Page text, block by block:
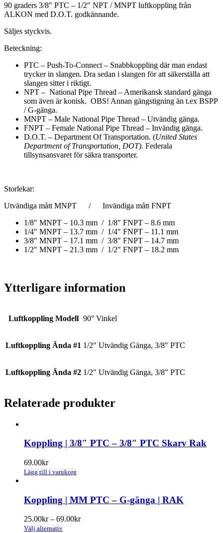
90 graders 3/8″ PTC – 1/2″ NPT / MNPT luftkoppling från
ALKON med D.O.T. godkännande.
Säljes styckvis.
Beteckning:
PTC – Push-To-Connect – Snabbkoppling där man endast
trycker in slangen. Dra sedan i slangen för att säkerställa att
slangen sitter i riktigt.
NPT – National Pipe Thread – Amerikansk standard gänga
som även är konisk. OBS! Annan gängstigning än t.ex BSPP
/ G-gänga.
MNPT – Male National Pipe Thread – Utvändig gänga.
FNPT – Female National Pipe Thread – Invändig gänga.
D.O.T. – Department Of Transportation. (United States
Department of Transportation, DOT). Federala
tillsynsansvaret för säkra transporter.
Storlekar:
Utvändiga mått MNPT / Invändiga mått FNPT
1/8″ MNPT – 10.3 mm / 1/8″ FNPT – 8.6 mm
1/4″ MNPT – 13.7 mm / 1/4″ FNPT – 11.1 mm
3/8″ MNPT – 17.1 mm / 3/8″ FNPT – 14.7 mm
1/2″ MNPT – 21.3 mm / 1/2″ FNPT – 18.2 mm
Ytterligare information
Luftkoppling Modell 90° Vinkel
Luftkoppling Ända #1 1/2″ Utvändig Gänga, 3/8" PTC
Luftkoppling Ända #2 1/2″ Utvändig Gänga, 3/8" PTC
Relaterade produkter
Koppling | 3/8″ PTC – 3/8″ PTC Skarv Rak
69.00kr
Lägg till i varukorg
Koppling | MM PTC – G-gänga | RAK
25.00kr – 69.00krPrisintervall:
Välj alternativDen